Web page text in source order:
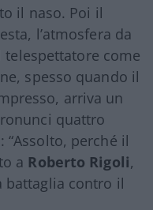
il naso. Poi il
l’atmosfera da
come
spesso quando il
arriva un
quattro
perché il
a Roberto Rigoli,
contro il